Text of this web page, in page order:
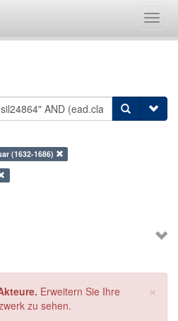
(1632-1686)
×
Erweitern Sie Ihre
zu sehen.